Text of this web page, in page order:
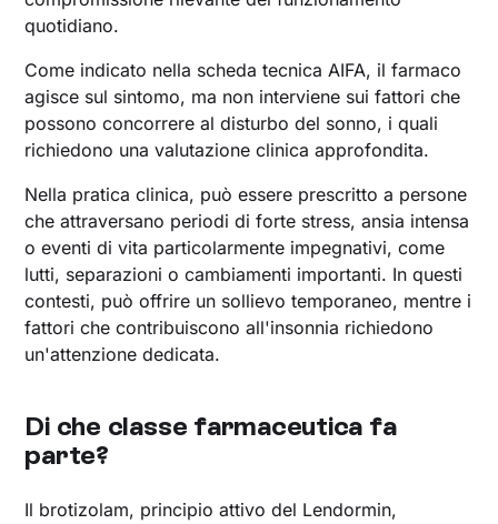
quotidiano.
Come indicato nella scheda tecnica AIFA, il farmaco
agisce sul sintomo, ma non interviene sui fattori che
possono concorrere al disturbo del sonno, i quali
richiedono una valutazione clinica approfondita.
Nella pratica clinica, può essere prescritto a persone
che attraversano periodi di forte stress, ansia intensa
o eventi di vita particolarmente impegnativi, come
lutti, separazioni o cambiamenti importanti. In questi
contesti, può offrire un sollievo temporaneo, mentre i
fattori che contribuiscono all'insonnia richiedono
un'attenzione dedicata.
Di che classe farmaceutica fa
parte?
Il brotizolam, principio attivo del Lendormin,